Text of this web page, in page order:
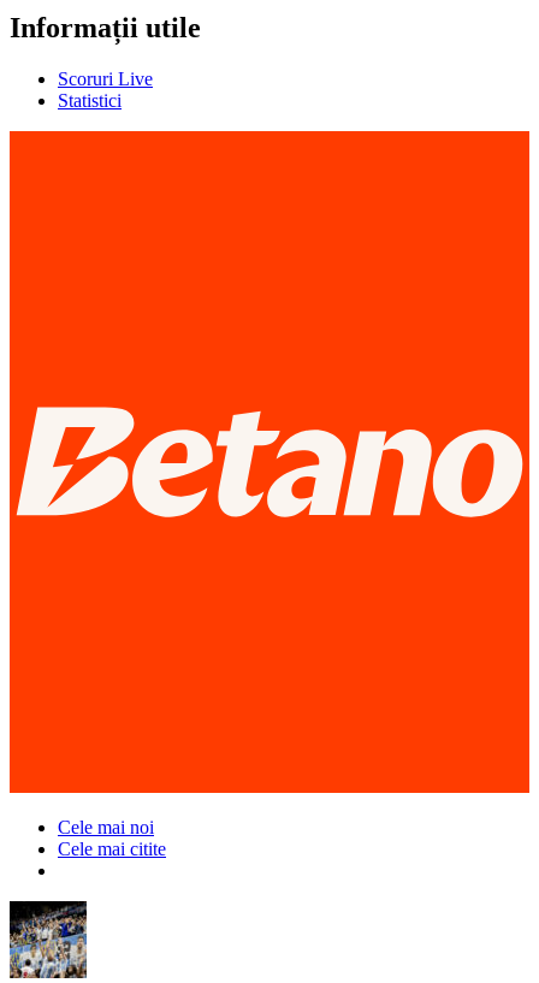
Informații utile
Scoruri Live
Statistici
Cele mai noi
Cele mai citite